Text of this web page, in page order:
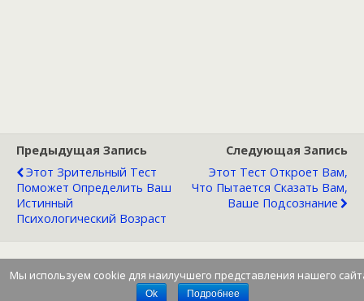
Предыдущая Запись
Этот Зрительный Тест
Поможет Определить Ваш
Истинный
Психологический Возраст
Следующая Запись
Этот Тест Откроет Вам,
Что Пытается Сказать Вам,
Ваше Подсознание
Мы используем cookie для наилучшего представления нашего
Ok Подробнее
Наверх